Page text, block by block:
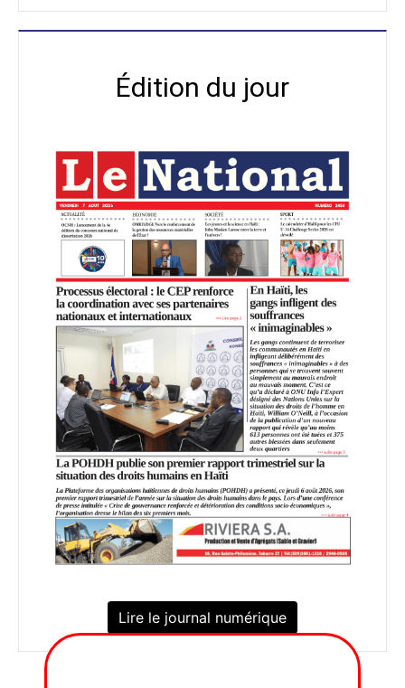
Édition du jour
Lire le journal numérique